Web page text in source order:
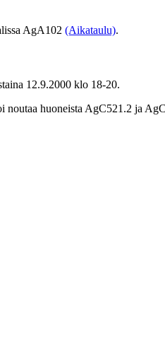
AgA102 (Aikataulu).
12.9.2000 klo 18-20.
noutaa huoneista AgC521.2 ja